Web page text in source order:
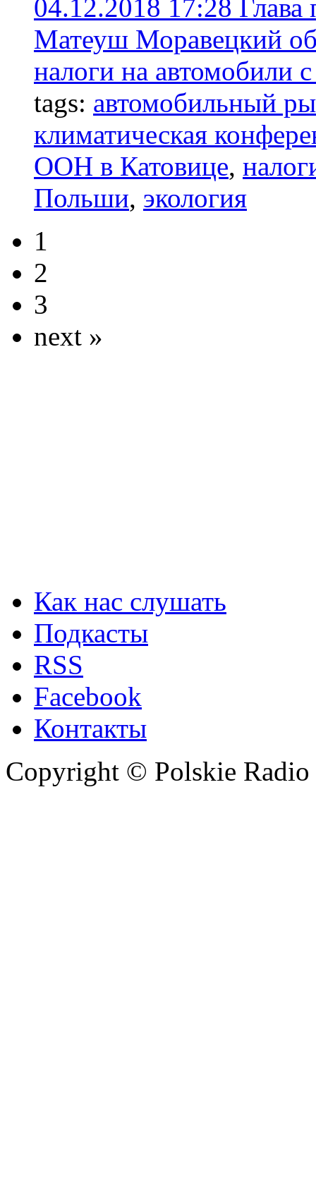
04.12.2018 17:28 Глава
Матеуш Моравецкий
налоги на автомобили
tags: автомобильный
климатическая
ООН в Катовице,
Польши, экология
1
2
3
next »
Как нас слушать
Подкасты
RSS
Facebook
Контакты
Copyright © Polskie